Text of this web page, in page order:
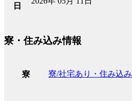
日
寮・住み込み情報
寮 寮/社宅あり・住み込み